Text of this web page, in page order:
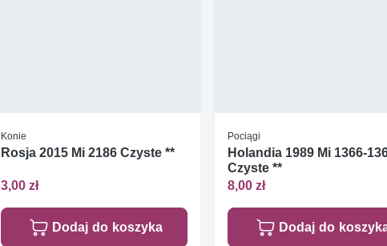
Konie
Rosja 2015 Mi 2186 Czyste **
3,00 zł
Dodaj do koszyka
Pociągi
Holandia 1989 Mi 1366-
Czyste **
8,00 zł
Dodaj do